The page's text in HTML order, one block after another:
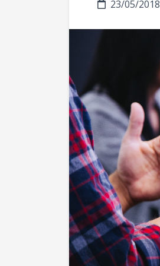
23/05/2018